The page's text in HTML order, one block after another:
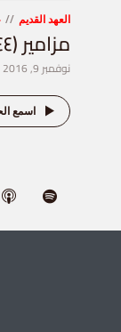
العهد القديم
مزامير (٤٤) – الجزء الثاني
نوفمبر 9, 2016
اسمع